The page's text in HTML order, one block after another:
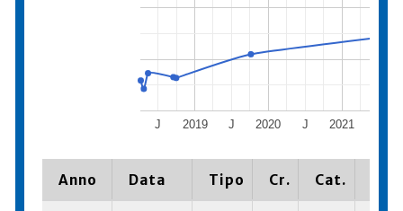
2019 2020 2021
J J J
Anno Data Tipo Cr. Cat.